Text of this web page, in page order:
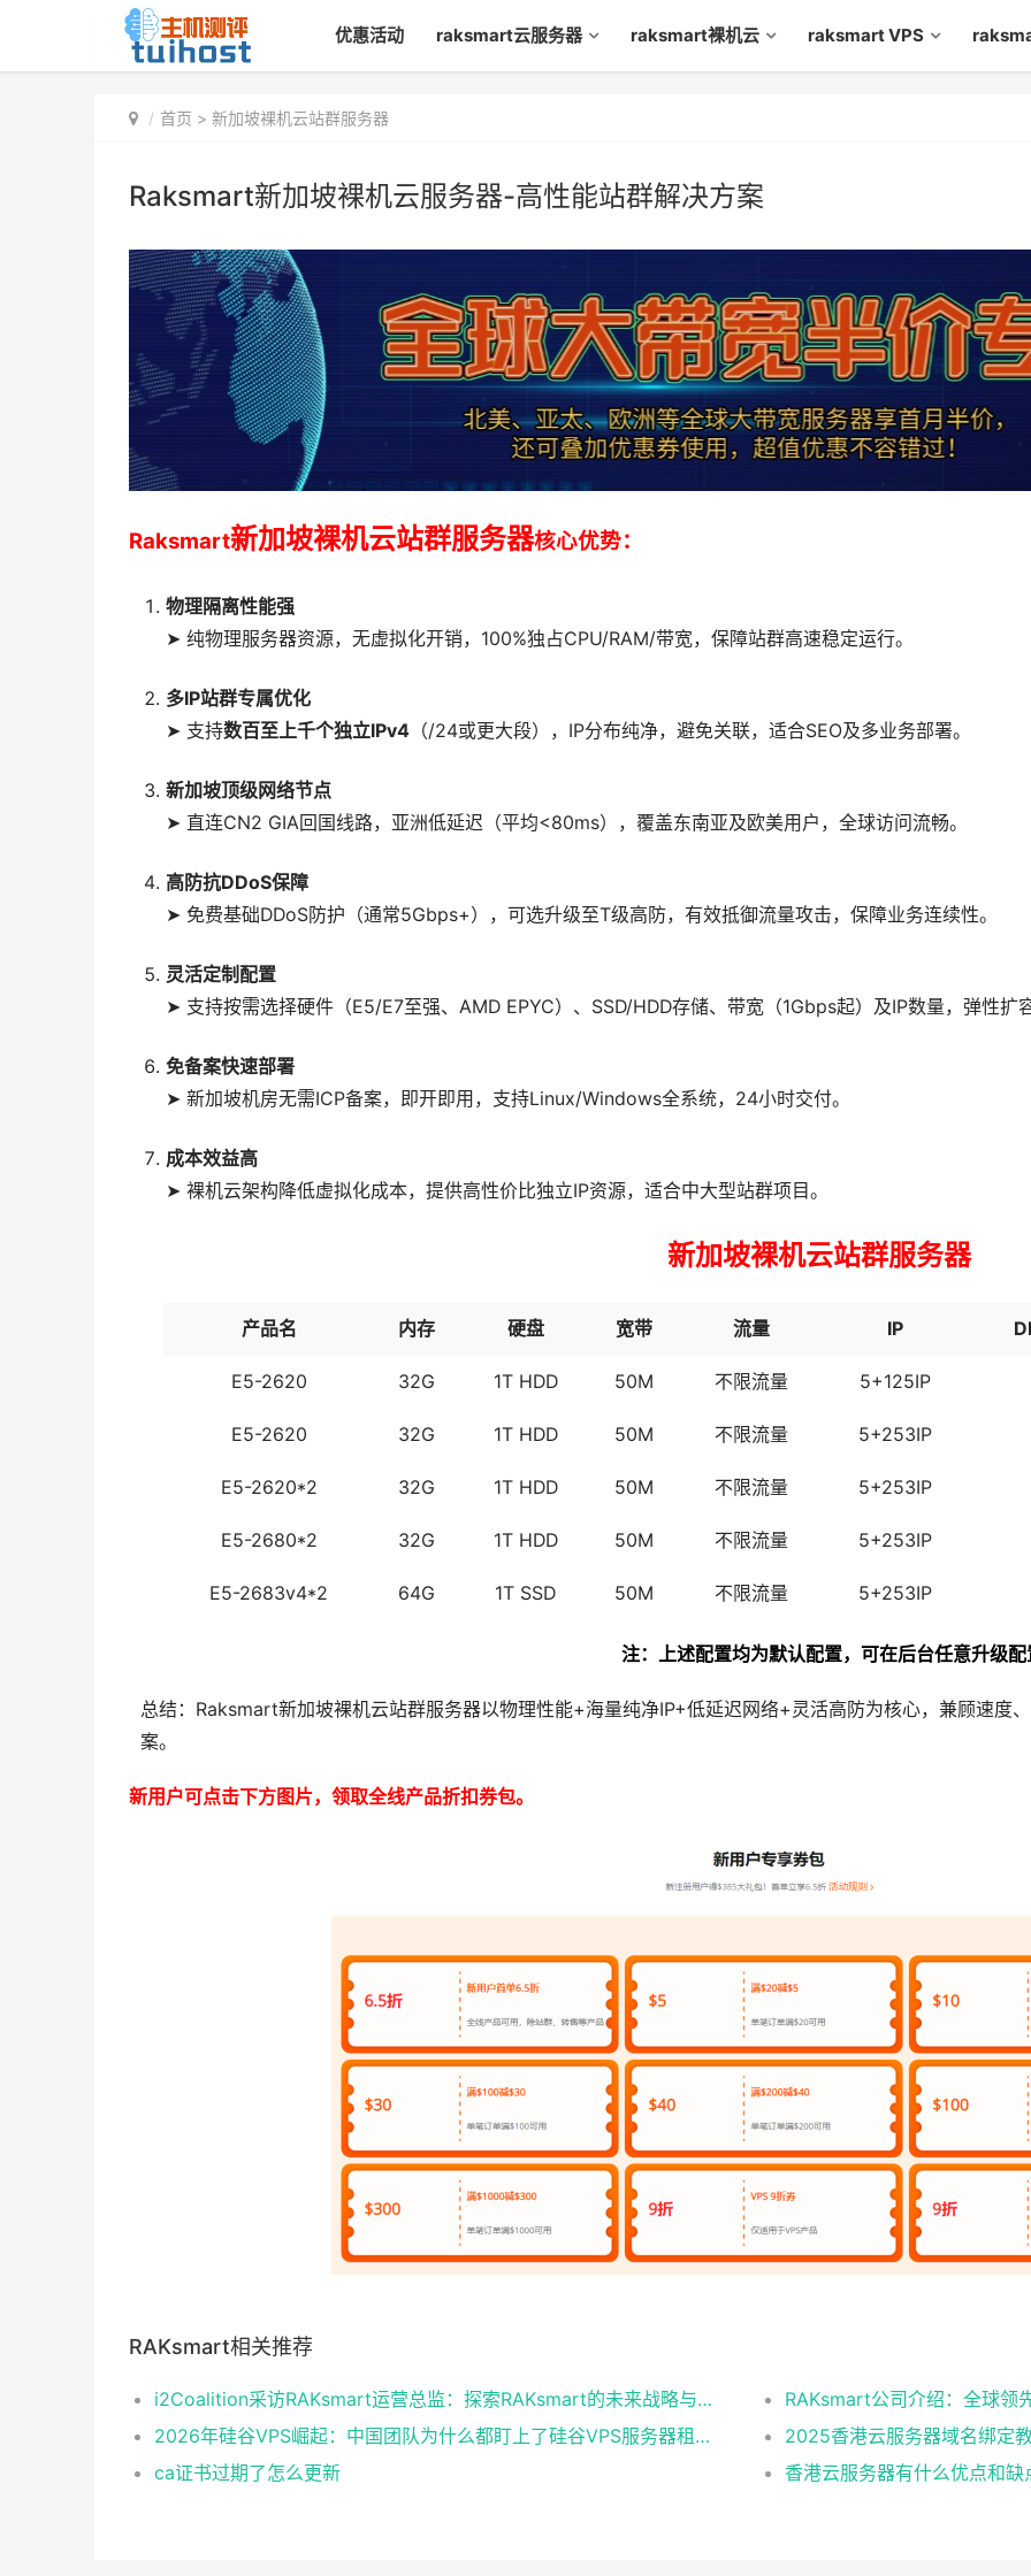
优惠活动 raksmart云服务器 raksmart裸机云 raksmart VPS
首页 > 新加坡裸机云站群服务器
Raksmart新加坡裸机云服务器-高性能站群解决方案
Raksmart新加坡裸机云站群服务器核心优势：
物理隔离性能强
➤ 纯物理服务器资源，无虚拟化开销，100%独占CPU/RAM/带宽，保障站群高速稳定运行。
多IP站群专属优化
➤ 支持数百至上千个独立IPv4（/24或更大段），IP分布纯净，避免关联，适合SEO及多业务部署。
新加坡顶级网络节点
➤ 直连CN2 GIA回国线路，亚洲低延迟（平均<80ms），覆盖东南亚及欧美用户，全球访问流畅。
高防抗DDoS保障
➤ 免费基础DDoS防护（通常5Gbps+），可选升级至T级高防，有效抵御流量攻击，保障业务连续性。
灵活定制配置
➤ 支持按需选择硬件（E5/E7至强、AMD EPYC）、SSD/HDD存储、带宽（1Gbps起）及IP数量，弹性扩
免备案快速部署
➤ 新加坡机房无需ICP备案，即开即用，支持Linux/Windows全系统，24小时交付。
成本效益高
➤ 裸机云架构降低虚拟化成本，提供高性价比独立IP资源，适合中大型站群项目。
新加坡裸机云站群服务器
产品名 内存 硬盘 宽带 流量 IP
E5-2620 32G 1T HDD 50M 不限流量 5+125IP
E5-2620 32G 1T HDD 50M 不限流量 5+253IP
E5-2620*2 32G 1T HDD 50M 不限流量 5+253IP
E5-2680*2 32G 1T HDD 50M 不限流量 5+253IP
E5-2683v4*2 64G 1T SSD 50M 不限流量 5+253IP
注：上述配置均为默认配置，可在后台任意升级配
总结：Raksmart新加坡裸机云站群服务器以物理性能+海量纯净IP+低延迟网络+灵活高防为核心，兼顾速度
案。
新用户可点击下方图片，领取全线产品折扣券包。
RAKsmart相关推荐
i2Coalition采访RAKsmart运营总监：探索RAKsmart的未来战略与发展方向
RAKsmart公司介绍：全球领
2026年硅谷VPS崛起：中国团队为什么都盯上了硅谷VPS服务器租赁？
2025香港云服务器域名绑定
ca证书过期了怎么更新
香港云服务器有什么优点和缺